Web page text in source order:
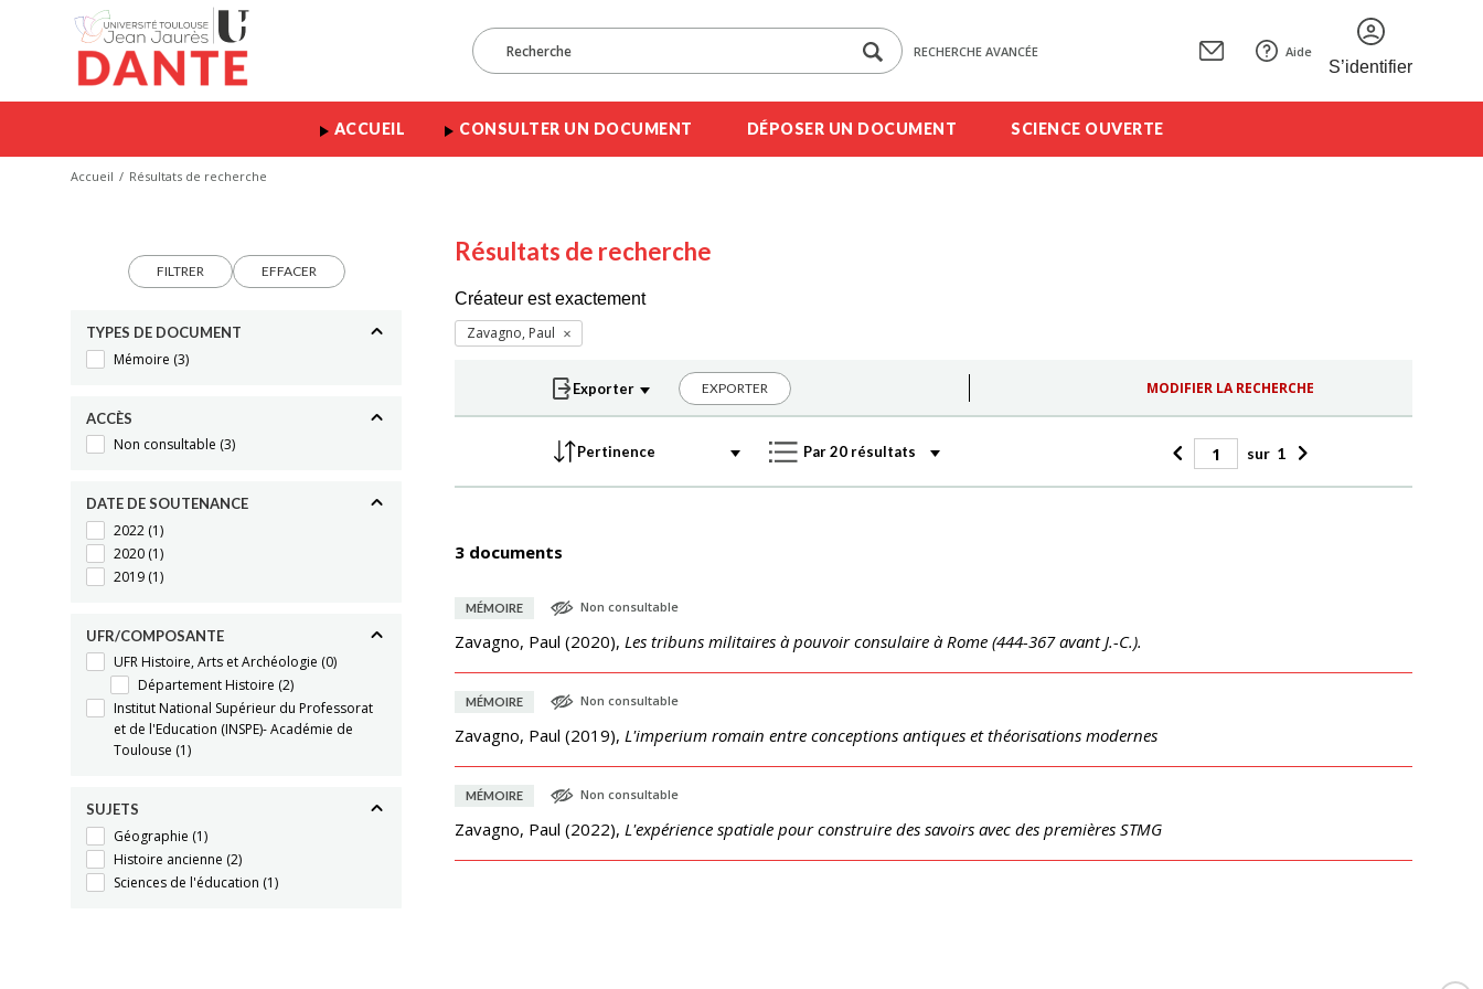
RECHERCHE AVANCÉE Aide
S’identifier
ACCUEIL CONSULTER UN DOCUMENT DÉPOSER UN DOCUMENT SCIENCE OUVERTE
Accueil Résultats de recherche
FILTRER EFFACER
TYPES DE DOCUMENT
Mémoire (3)
ACCÈS
Non consultable (3)
DATE DE SOUTENANCE
2022 (1)
2020 (1)
2019 (1)
UFR/COMPOSANTE
UFR Histoire, Arts et Archéologie (0)
Département Histoire (2)
Institut National Supérieur du Professorat
et de l'Education (INSPE)- Académie de
Toulouse (1)
SUJETS
Géographie (1)
Histoire ancienne (2)
Sciences de l'éducation (1)
Résultats de recherche
Créateur est exactement
Zavagno, Paul
EXPORTER MODIFIER LA RECHERCHE
sur 1
3 documents
MÉMOIRE Non consultable
Zavagno, Paul (2020), Les tribuns militaires à pouvoir consulaire à Rome (444-367 avant J.-C.).
MÉMOIRE Non consultable
Zavagno, Paul (2019), L'imperium romain entre conceptions antiques et théorisations modernes
MÉMOIRE Non consultable
Zavagno, Paul (2022), L'expérience spatiale pour construire des savoirs avec des premières STMG